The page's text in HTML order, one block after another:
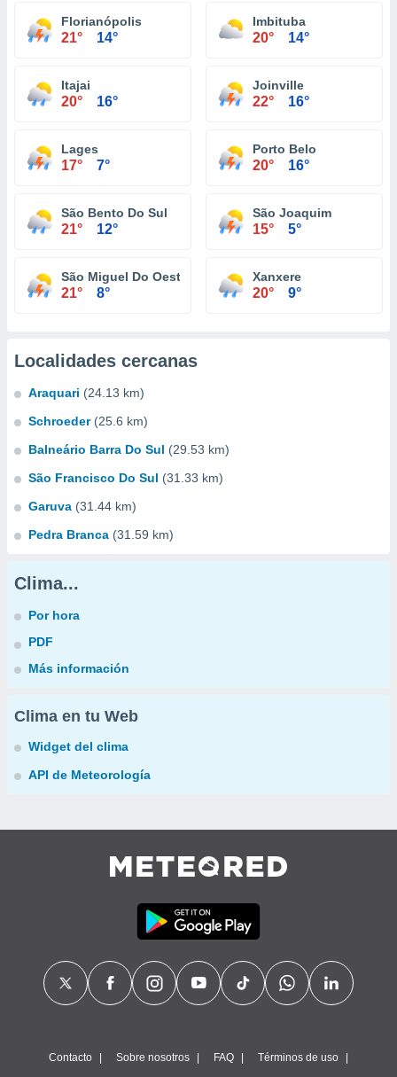
Florianópolis
21° 14°
Imbituba
20° 14°
Itajai
20° 16°
Joinville
22° 16°
Lages
17° 7°
Porto Belo
20° 16°
São Bento Do Sul
21° 12°
São Joaquim
15° 5°
São Miguel Do Oeste
21° 8°
Xanxere
20° 9°
Localidades cercanas
Araquari (24.13 km)
Schroeder (25.6 km)
Balneário Barra Do Sul (29.53 km)
São Francisco Do Sul (31.33 km)
Garuva (31.44 km)
Pedra Branca (31.59 km)
Clima...
Por hora
PDF
Más información
Clima en tu Web
Widget del clima
API de Meteorología
Contacto Sobre nosotros FAQ Términos de uso